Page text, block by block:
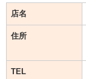
店名
住所
TEL